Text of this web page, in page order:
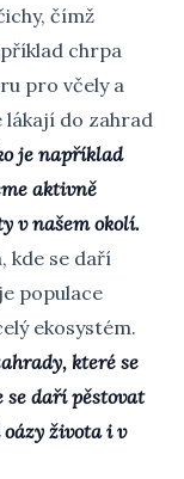
čímž
chrpa
pro včely a
lákají do zahrad
je například
aktivně
v našem okolí.
kde se daří
populace
ekosystém.
které se
se daří pěstovat
života i v